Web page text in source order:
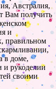
Австралия,
Вам получить
и
правильном
в доме,
и рукоделии
своими